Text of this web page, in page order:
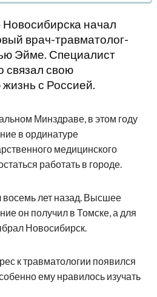
начал
врач-травматолог-
Эйме. Специалист
связал свою
с Россией.
Минздраве, в этом году
в ординатуре
медицинского
работать в городе.
лет назад. Высшее
он получил в Томске, а для
Новосибирск.
к травматологии появился
ему нравилось изучать